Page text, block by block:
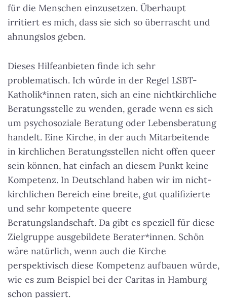
für die Menschen einzusetzen. Überhaupt
irritiert es mich, dass sie sich so überrascht und
ahnungslos geben.
Dieses Hilfeanbieten finde ich sehr
problematisch. Ich würde in der Regel LSBT-
Katholik*innen raten, sich an eine nichtkirchliche
Beratungsstelle zu wenden, gerade wenn es sich
um psychosoziale Beratung oder Lebensberatung
handelt. Eine Kirche, in der auch Mitarbeitende
in kirchlichen Beratungsstellen nicht offen queer
sein können, hat einfach an diesem Punkt keine
Kompetenz. In Deutschland haben wir im nicht-
kirchlichen Bereich eine breite, gut qualifizierte
und sehr kompetente queere
Beratungslandschaft. Da gibt es speziell für diese
Zielgruppe ausgebildete Berater*innen. Schön
wäre natürlich, wenn auch die Kirche
perspektivisch diese Kompetenz aufbauen würde,
wie es zum Beispiel bei der Caritas in Hamburg
schon passiert.